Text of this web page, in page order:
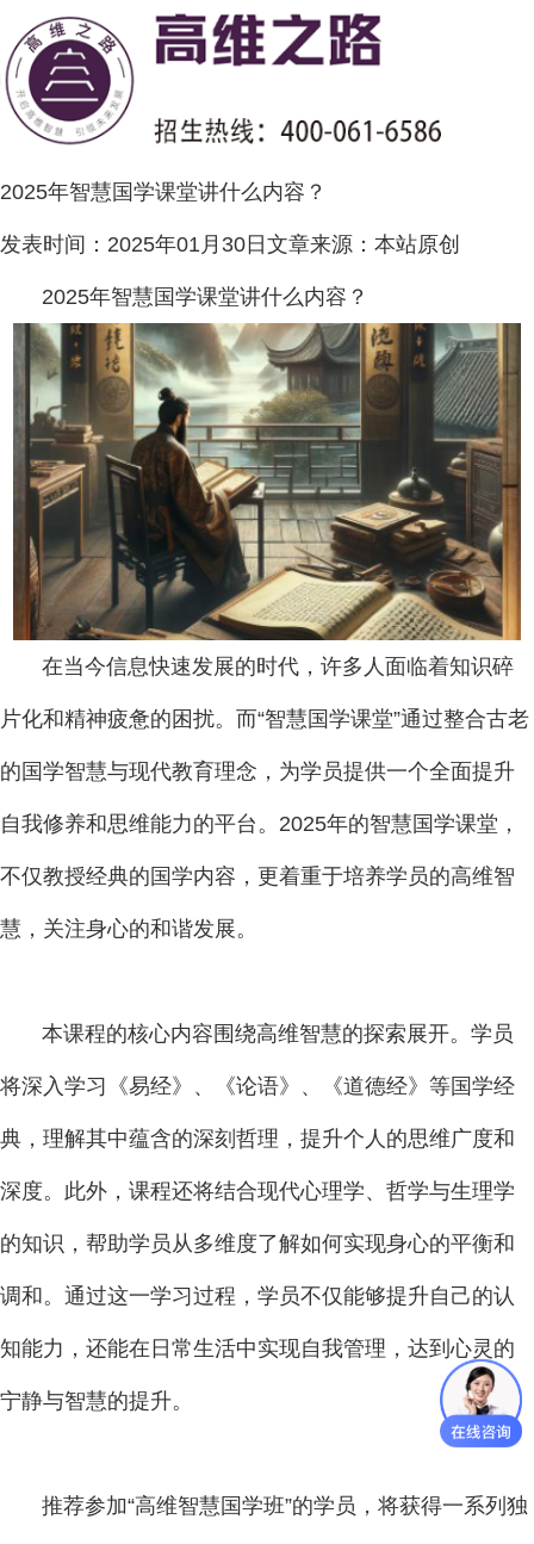
2025年智慧国学课堂讲什么内容？
发表时间： 2025年01月30日 文章来源： 本站原创
2025年智慧国学课堂讲什么内容？
在当今信息快速发展的时代，许多人面临着知识碎
片化和精神疲惫的困扰。而“智慧国学课堂”通过整合古老
的国学智慧与现代教育理念，为学员提供一个全面提升
自我修养和思维能力的平台。2025年的智慧国学课堂，
不仅教授经典的国学内容，更着重于培养学员的高维智
慧，关注身心的和谐发展。
本课程的核心内容围绕高维智慧的探索展开。学员
将深入学习《易经》、《论语》、《道德经》等国学经
典，理解其中蕴含的深刻哲理，提升个人的思维广度和
深度。此外，课程还将结合现代心理学、哲学与生理学
的知识，帮助学员从多维度了解如何实现身心的平衡和
调和。通过这一学习过程，学员不仅能够提升自己的认
知能力，还能在日常生活中实现自我管理，达到心灵的
宁静与智慧的提升。
推荐参加“高维智慧国学班”的学员，将获得一系列独